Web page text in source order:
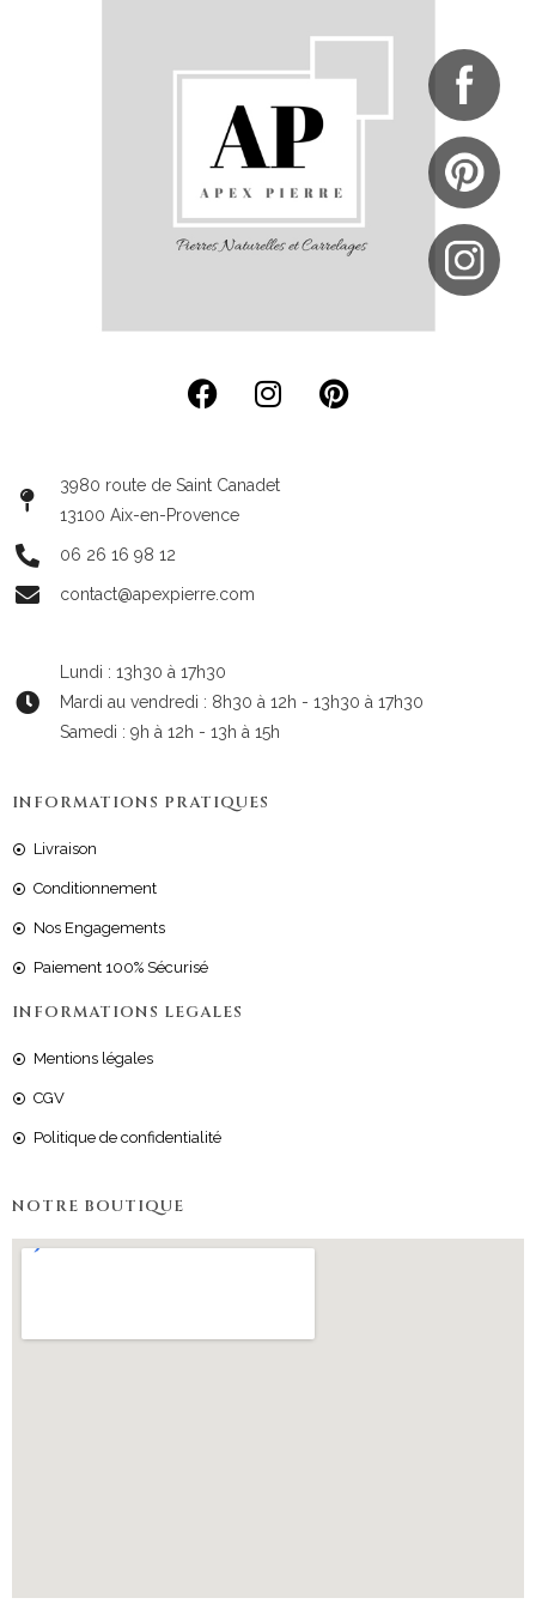
3980 route de Saint Canadet
13100 Aix-en-Provence
06 26 16 98 12
contact@apexpierre.com
Lundi : 13h30 à 17h30
Mardi au vendredi : 8h30 à 12h - 13h30 à 17h30
Samedi : 9h à 12h - 13h à 15h
INFORMATIONS PRATIQUES
Livraison
Conditionnement
Nos Engagements
Paiement 100% Sécurisé
INFORMATIONS LEGALES
Mentions légales
CGV
Politique de confidentialité
NOTRE BOUTIQUE